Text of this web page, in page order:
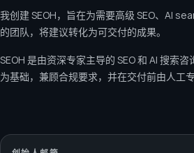
我创建 SEOH，旨在为需要高级 SEO、AI
的团队，将建议转化为可交付的成果。
SEOH 是由资深专家主导的 SEO 和 AI 搜索
为基础，兼顾合规要求，并在交付前由人工专